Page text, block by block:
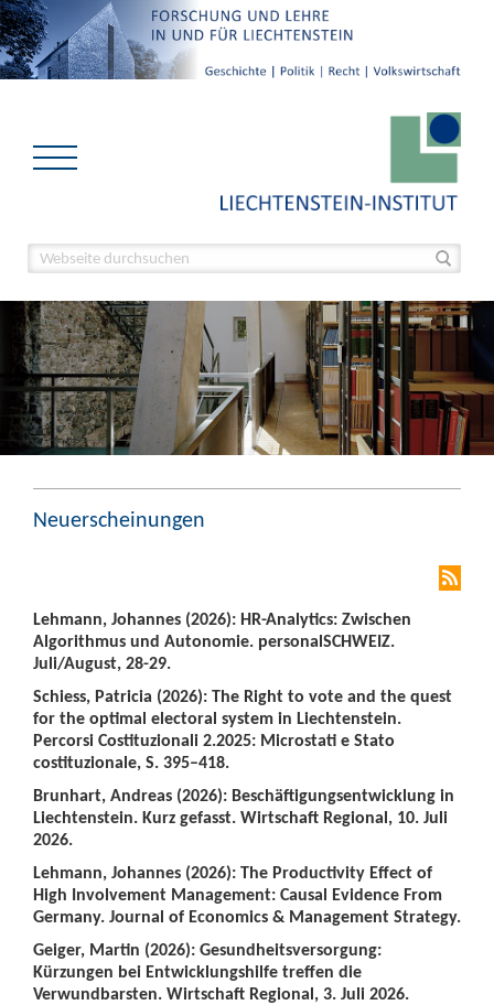
Neuerscheinungen
Lehmann, Johannes (2026): HR-Analytics: Zwischen
Algorithmus und Autonomie. personalSCHWEIZ.
Juli/August, 28-29.
Schiess, Patricia (2026): The Right to vote and the quest
for the optimal electoral system in Liechtenstein.
Percorsi Costituzionali 2.2025: Microstati e Stato
costituzionale, S. 395–418.
Brunhart, Andreas (2026): Beschäftigungsentwicklung in
Liechtenstein. Kurz gefasst. Wirtschaft Regional, 10. Juli
2026.
Lehmann, Johannes (2026): The Productivity Effect of
High Involvement Management: Causal Evidence From
Germany. Journal of Economics & Management Strategy.
Geiger, Martin (2026): Gesundheitsversorgung:
Kürzungen bei Entwicklungshilfe treffen die
Verwundbarsten. Wirtschaft Regional, 3. Juli 2026.